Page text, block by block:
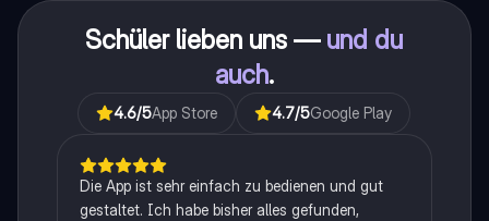
Schüler lieben uns — und du
auch.
4.6/5App Store 4.7/5Google Play
Die App ist sehr einfach zu bedienen und gut
gestaltet. Ich habe bisher alles gefunden,